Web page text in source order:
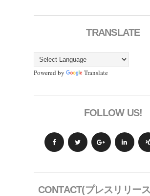
TRANSLATE
Powered by Translate
FOLLOW US!
CONTACT(プレスリリー